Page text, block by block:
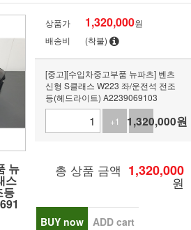
뉴
스
등
상품가 1,320,000원
배송비
(착불)
[중고][수입차중고부품 뉴파츠] 벤츠
신형 S클래스 W223 좌/운전석 전조
등(헤드라이트) A2239069103
+1
-1
1,320,000원
총 상품 금액 1,320,000
원
BUY now ADD cart